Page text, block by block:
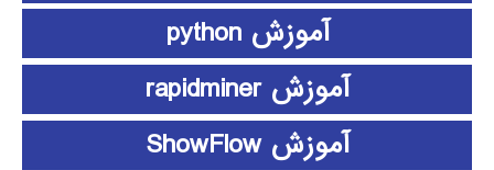
آموزش python
آموزش rapidminer
آموزش ShowFlow